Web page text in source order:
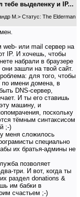
тебе выделенку и IP...
М.> Статус: The Elderman
web- или mail сервер на
IP. И хочешь, чтобы
набрали в браузере
зашли на твой сайт.
для того, чтобы
имени домена, в
DNS-сервер,
И ты его ставишь
машину, и
поскольку
тёмным синтаксисом
;-)
меня сложилось
специально
их братья-админы не
позволяет
три. И вот, когда ты
раздел donations &
им бабки в
счастьем ;-)